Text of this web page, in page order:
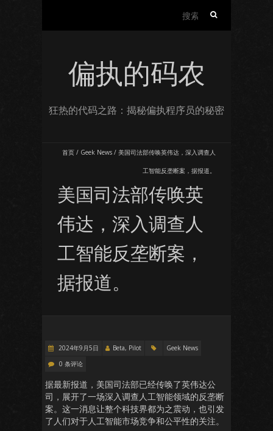
偏执的码农
狂热的代码之路：揭秘偏执程序员的秘密
首页 / Geek News / 美国司法部传唤英伟达，深入调查人
工智能反垄断案，据报道。
美国司法部传唤英
伟达，深入调查人
工智能反垄断案，
据报道。
2024年9月5日 Beta, Pilot
Geek News
0 条评论
据最新报道，美国司法部已经传唤了英伟达公
司，展开了一场深入调查人工智能领域的反垄断
案。这一消息让整个科技界都为之震动，也引发
了人们对于人工智能市场竞争和公平性的关注。